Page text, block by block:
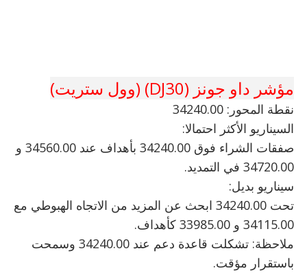
مؤشر داو جونز (DJ30) (وول ستريت)
نقطة المحور: 34240.00
السيناريو الأكثر احتمالا:
صفقات الشراء فوق 34240.00 بأهداف عند 34560.00 و
34720.00 في التمديد.
سيناريو بديل:
تحت 34240.00 ابحث عن المزيد من الاتجاه الهبوطي مع
34115.00 و 33985.00 كأهداف.
ملاحظة: تشكلت قاعدة دعم عند 34240.00 وسمحت
باستقرار مؤقت.